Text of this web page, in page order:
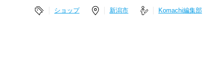
ショップ 新潟市 Komachi編集部